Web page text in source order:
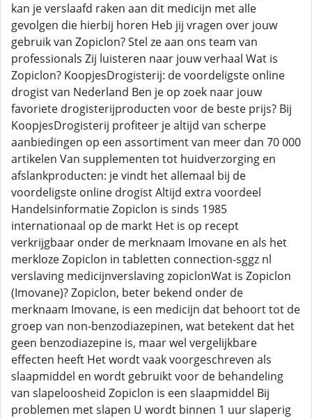
kan je verslaafd raken aan dit medicijn met alle
gevolgen die hierbij horen Heb jij vragen over jouw
gebruik van Zopiclon? Stel ze aan ons team van
professionals Zij luisteren naar jouw verhaal Wat is
Zopiclon? KoopjesDrogisterij: de voordeligste online
drogist van Nederland Ben je op zoek naar jouw
favoriete drogisterijproducten voor de beste prijs? Bij
KoopjesDrogisterij profiteer je altijd van scherpe
aanbiedingen op een assortiment van meer dan 70 000
artikelen Van supplementen tot huidverzorging en
afslankproducten: je vindt het allemaal bij de
voordeligste online drogist Altijd extra voordeel
Handelsinformatie Zopiclon is sinds 1985
internationaal op de markt Het is op recept
verkrijgbaar onder de merknaam Imovane en als het
merkloze Zopiclon in tabletten connection-sggz nl
verslaving medicijnverslaving zopiclonWat is Zopiclon
(Imovane)? Zopiclon, beter bekend onder de
merknaam Imovane, is een medicijn dat behoort tot de
groep van non-benzodiazepinen, wat betekent dat het
geen benzodiazepine is, maar wel vergelijkbare
effecten heeft Het wordt vaak voorgeschreven als
slaapmiddel en wordt gebruikt voor de behandeling
van slapeloosheid Zopiclon is een slaapmiddel Bij
problemen met slapen U wordt binnen 1 uur slaperig